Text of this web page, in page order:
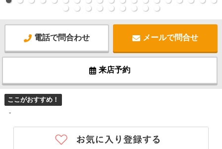
電話で問合わせ メールで問合せ
来店予約
ここがおすすめ！
-